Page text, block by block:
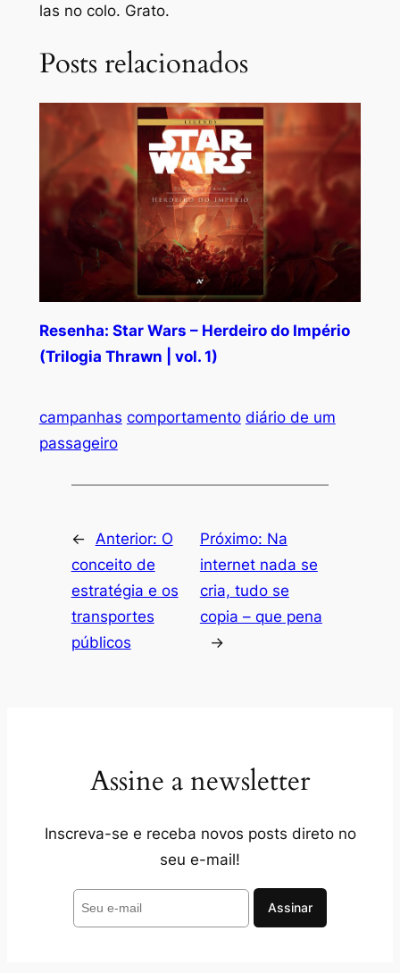
las no colo. Grato.
Posts relacionados
Resenha: Star Wars – Herdeiro do Império
(Trilogia Thrawn | vol. 1)
campanhas comportamento diário de um
passageiro
← Anterior: O
conceito de
estratégia e os
transportes
públicos
Próximo: Na
internet nada se
cria, tudo se
copia – que pena
→
Assine a newsletter
Inscreva-se e receba novos posts direto no
seu e-mail!